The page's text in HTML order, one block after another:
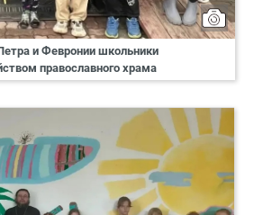
и Февронии школьники
православного храма